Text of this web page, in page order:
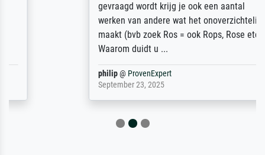
gevraagd wordt krijg je ook een aantal
werken van andere wat het onoverzichtelijk
maakt (bvb zoek Ros = ook Rops, Rose etc).
Waarom duidt u ...
ProvenExpert
September 23, 2025